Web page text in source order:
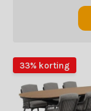
33% korting